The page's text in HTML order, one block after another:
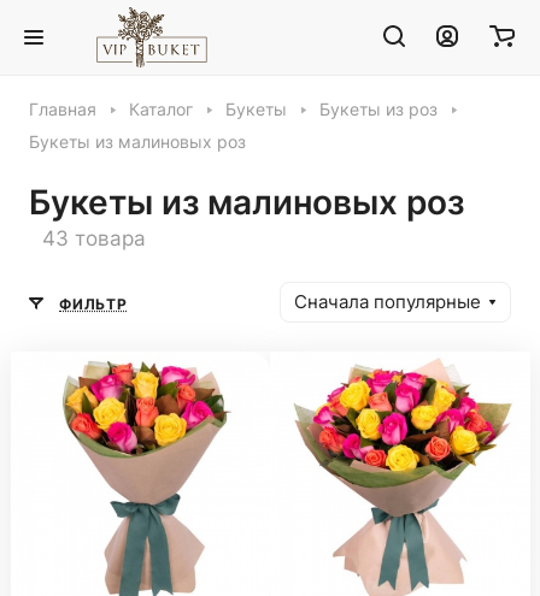
Главная Каталог Букеты
Букеты из роз
Букеты из малиновых роз
Букеты из малиновых роз
43 товара
ФИЛЬТР Сначала популярные